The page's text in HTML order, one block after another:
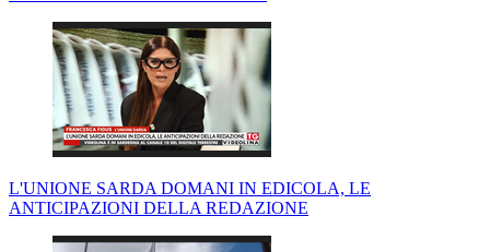
L'UNIONE SARDA DOMANI IN EDICOLA, LE
ANTICIPAZIONI DELLA REDAZIONE